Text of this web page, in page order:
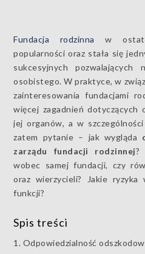
Fundacja rodzinna
w
popularności oraz stała się
sukcesyjnych pozwalających
osobistego. W praktyce, w
zainteresowania fundacjami
więcej zagadnień dotyczących
jej organów, a w
zatem pytanie – jak wygląda
zarządu fundacji rodzinnej?
wobec samej fundacji, czy
oraz wierzycieli? Jakie
funkcji?
Spis treści
Odpowiedzialność